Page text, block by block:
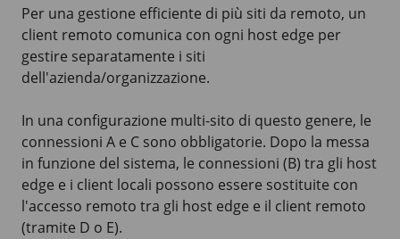
Per una gestione efficiente di più siti da remoto, un
client remoto comunica con ogni host edge per
gestire separatamente i siti
dell'azienda/organizzazione.
In una configurazione multi-sito di questo genere, le
connessioni A e C sono obbligatorie. Dopo la messa
in funzione del sistema, le connessioni (B) tra gli host
edge e i client locali possono essere sostituite con
l'accesso remoto tra gli host edge e il client remoto
(tramite D o E).